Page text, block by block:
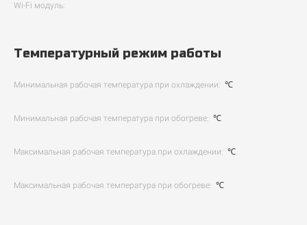
Wi-Fi модуль:
Температурный режим работы
Минимальная рабочая температура при охлаждении: ℃
Минимальная рабочая температура при обогреве: ℃
Максимальная рабочая температура при охлаждении: ℃
Максимальная рабочая температура при обогреве: ℃